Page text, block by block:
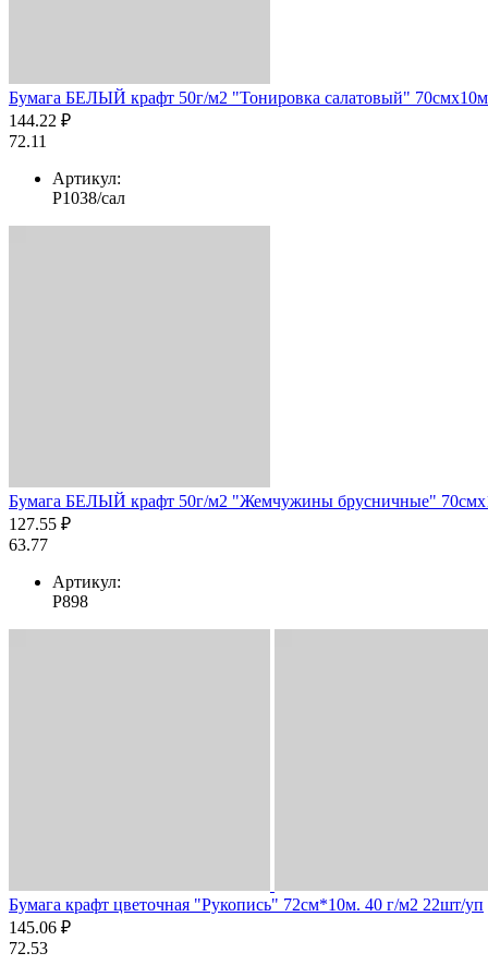
Бумага БЕЛЫЙ крафт 50г/м2 "Тонировка салатовый"
144.22 ₽
72.11
Артикул:
Р1038/сал
Бумага БЕЛЫЙ крафт 50г/м2 "Жемчужины брусничные"
127.55 ₽
63.77
Артикул:
Р898
Бумага крафт цветочная "Рукопись" 72см*10м. 40 г/м2 22шт/уп
145.06 ₽
72.53